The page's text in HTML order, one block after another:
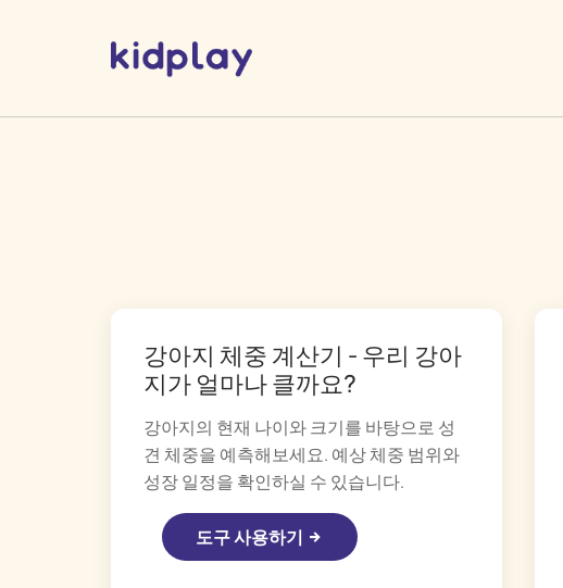
강아지 체중 계산기 - 우리 강아
지가 얼마나 클까요?
강아지의 현재 나이와 크기를 바탕으로 성
견 체중을 예측해보세요. 예상 체중 범위와
성장 일정을 확인하실 수 있습니다.
도구 사용하기